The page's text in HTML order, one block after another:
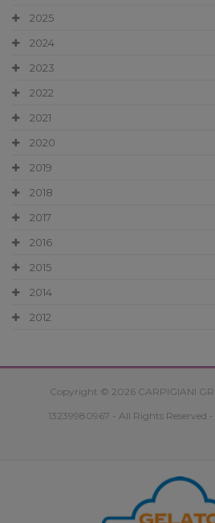
2025
2024
2023
2022
2021
2020
2019
2018
2017
2016
2015
2014
2012
Copyright © 2026 CARPIGIANI
13239980967 - All Rights Reserved -